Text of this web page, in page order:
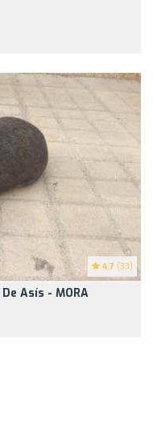
4.7 (33)
Asís - MORA